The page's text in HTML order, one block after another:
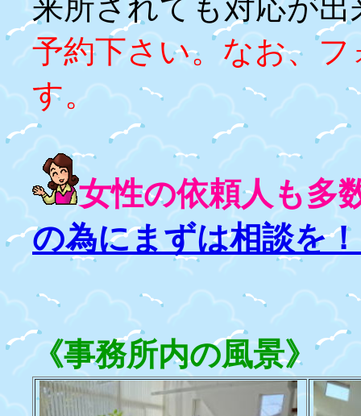
来所されても対応が
予約下さい。 なお、フ
す。
女性の依頼人も多
の為にまずは相談を
《事務所内の風景》